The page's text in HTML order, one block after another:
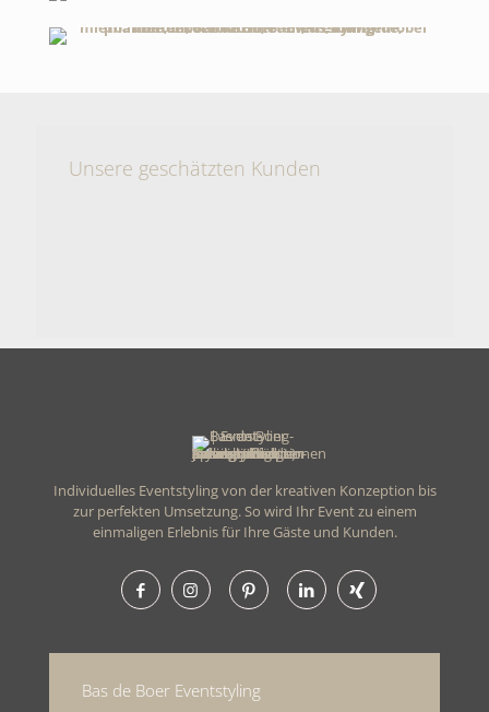
Unsere geschätzten Kunden
Individuelles Eventstyling von der kreativen Konzeption bis
zur perfekten Umsetzung. So wird Ihr Event zu einem
einmaligen Erlebnis für Ihre Gäste und Kunden.
Bas de Boer Eventstyling